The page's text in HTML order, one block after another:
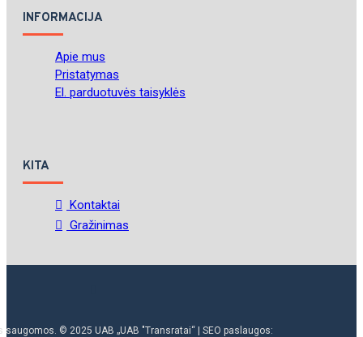
INFORMACIJA
Apie mus
Pristatymas
El. parduotuvės taisyklės
KITA
Kontaktai
Gražinimas
saugomos. © 2025 UAB „UAB "Transratai“ | SEO paslaugos: